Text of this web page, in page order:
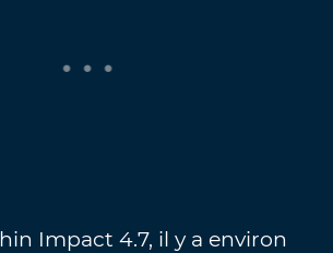
Impact 4.7, il y a environ